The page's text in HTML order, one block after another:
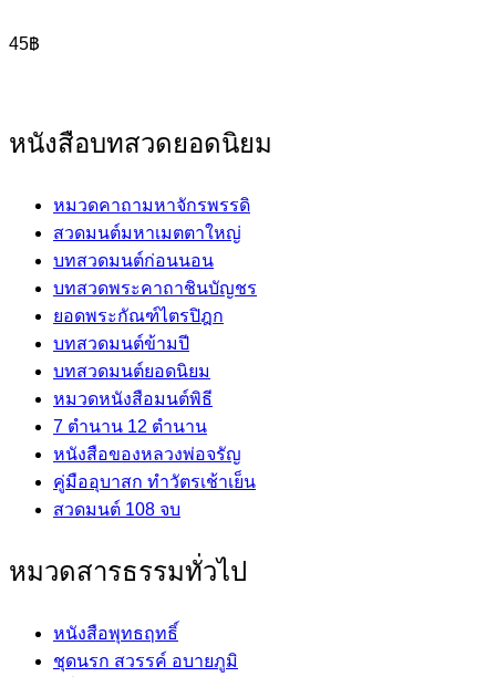
45฿
หนังสือบทสวดยอดนิยม
หมวดคาถามหาจักรพรรดิ
สวดมนต์มหาเมตตาใหญ่
บทสวดมนต์ก่อนนอน
บทสวดพระคาถาชินบัญชร
ยอดพระกัณฑ์ไตรปิฎก
บทสวดมนต์ข้ามปี
บทสวดมนต์ยอดนิยม
หมวดหนังสือมนต์พิธี
7 ตำนาน 12 ตำนาน
หนังสือของหลวงพ่อจรัญ
คู่มืออุบาสก ทำวัตรเช้าเย็น
สวดมนต์ 108 จบ
หมวดสารธรรมทั่วไป
หนังสือพุทธฤทธิ์
ชุดนรก สวรรค์ อบายภูมิ